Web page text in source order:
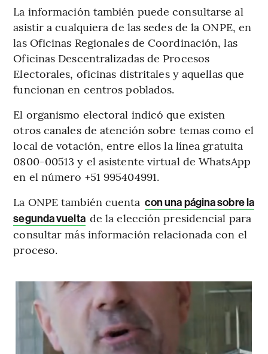
La información también puede consultarse al
asistir a cualquiera de las sedes de la ONPE, en
las Oficinas Regionales de Coordinación, las
Oficinas Descentralizadas de Procesos
Electorales, oficinas distritales y aquellas que
funcionan en centros poblados.
El organismo electoral indicó que existen
otros canales de atención sobre temas como el
local de votación, entre ellos la línea gratuita
0800-00513 y el asistente virtual de WhatsApp
en el número +51 995404991.
La ONPE también cuenta con una página sobre la
segunda vuelta de la elección presidencial para
consultar más información relacionada con el
proceso.